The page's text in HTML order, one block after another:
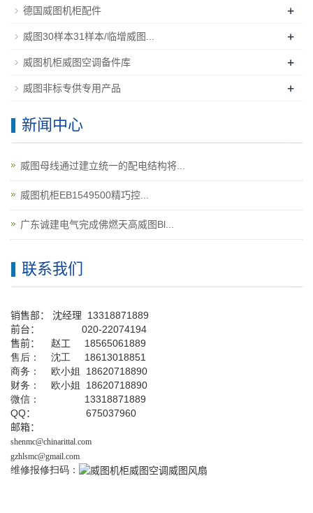
德国威图机柜配件 +
威图30样本31样本/临增威图... +
威图机柜威图空调备件库 +
威图非标专供专用产品 +
新闻中心
威图母线通过建立统一的配电结构将...
威图机柜EB1549500精巧控...
广东诚建电气完成佛燃天高威图Bl...
联系我们
销售部： 沈经理 13318871889
前台： 020-22074194
售前： 赵工 18565061889
售后： 沈工 18613018851
商务： 欧小姐 18620718890
财务： 欧小姐 18620718890
微信： 13318871889
QQ： 675037960
邮箱：
shenmc@chinarittal.com
gzhlsmc@gmail.com
维修报修扫码：